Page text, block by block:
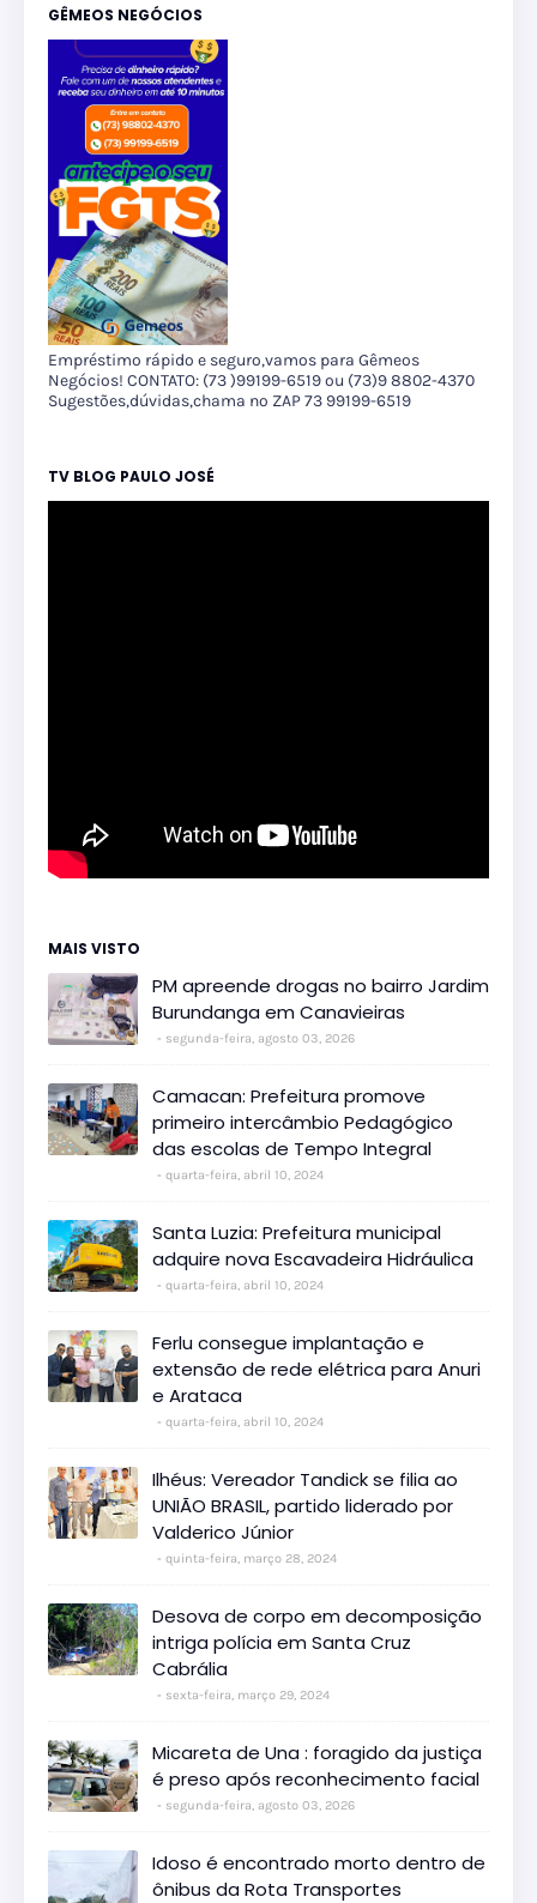
GÊMEOS NEGÓCIOS
Empréstimo rápido e seguro,vamos para Gêmeos
Negócios! CONTATO: (73 )99199-6519 ou (73)9 8802-4370
Sugestões,dúvidas,chama no ZAP 73 99199-6519
TV BLOG PAULO JOSÉ
MAIS VISTO
PM apreende drogas no bairro Jardim
Burundanga em Canavieiras
segunda-feira, agosto 03, 2026
Camacan: Prefeitura promove
primeiro intercâmbio Pedagógico
das escolas de Tempo Integral
quarta-feira, abril 10, 2024
Santa Luzia: Prefeitura municipal
adquire nova Escavadeira Hidráulica
quarta-feira, abril 10, 2024
Ferlu consegue implantação e
extensão de rede elétrica para Anuri
e Arataca
quarta-feira, abril 10, 2024
Ilhéus: Vereador Tandick se filia ao
UNIÃO BRASIL, partido liderado por
Valderico Júnior
quinta-feira, março 28, 2024
Desova de corpo em decomposição
intriga polícia em Santa Cruz
Cabrália
sexta-feira, março 29, 2024
Micareta de Una : foragido da justiça
é preso após reconhecimento facial
segunda-feira, agosto 03, 2026
Idoso é encontrado morto dentro de
ônibus da Rota Transportes